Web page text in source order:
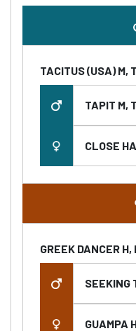
TACITUS (USA) M,
TAPIT M,
CLOSE
GREEK DANCER H,
SEEKING
GUAMPA